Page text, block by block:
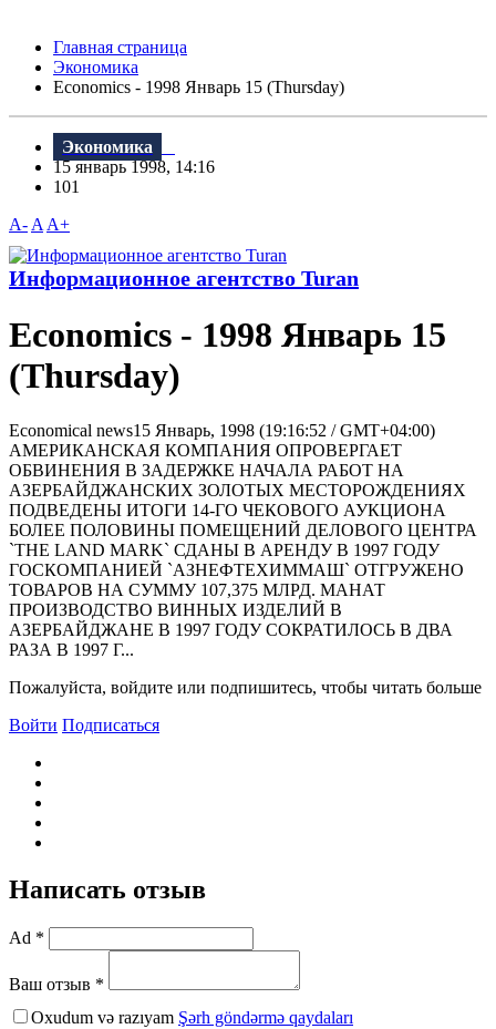
Главная страница
Экономика
Economics - 1998 Январь 15 (Thursday)
Экономика
15 январь 1998, 14:16
101
A- A A+
Информационное агентство Turan
Economics - 1998 Январь 15
(Thursday)
Economical news15 Январь, 1998 (19:16:52 / GMT+04:00)
АМЕРИКАНСКАЯ КОМПАНИЯ ОПРОВЕРГАЕТ
ОБВИНЕНИЯ В ЗАДЕРЖКЕ НАЧАЛА РАБОТ НА
АЗЕРБАЙДЖАНСКИХ ЗОЛОТЫХ МЕСТОРОЖДЕНИЯХ
ПОДВЕДЕНЫ ИТОГИ 14-ГО ЧЕКОВОГО АУКЦИОНА
БОЛЕЕ ПОЛОВИHЫ ПОМЕЩЕHИЙ ДЕЛОВОГО ЦЕHТРА
`THE LAND MARK` СДАHЫ В АРЕHДУ В 1997 ГОДУ
ГОСКОМПАHИЕЙ `АЗНЕФТЕХИММАШ` ОТГРУЖЕHО
ТОВАРОВ HА СУММУ 107,375 МЛРД. МАHАТ
ПРОИЗВОДСТВО ВИННЫХ ИЗДЕЛИЙ В
АЗЕРБАЙДЖАНЕ В 1997 ГОДУ СОКРАТИЛОСЬ В ДВА
РАЗА В 1997 Г...
Пожалуйста, войдите или подпишитесь, чтобы читать больше
Войти Подписаться
Написать отзыв
Ad *
Ваш отзыв *
Oxudum və razıyam Şərh göndərmə qaydaları